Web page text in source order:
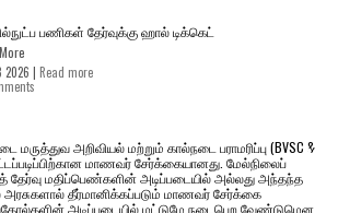
பணிகள் தேர்வுக்கு ஹால் ​டிக்கெட்
2026 | Read more
மருத்துவ அறிவியல் மற்றும் கால்நடை பராமரிப்பு (BVSC &
மாணவர் சேர்க்கையானது. மேல்நிலைப்
தேர்வு மதிப்பெண்களின் அடிப்படையில் அல்லது அந்தந்த
அரசுகளால் தீர்மானிக்கப்படும் மாணவர் சேர்க்கை
அடிப்படையில் மட்டுமே நடைபெற வேண்டுமென